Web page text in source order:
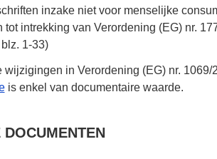
inzake niet voor menselijke
tot intrekking van Verordening (EG) nr.
blz. 1-33)
wijzigingen in Verordening (EG) nr. 1069/
is enkel van documentaire waarde.